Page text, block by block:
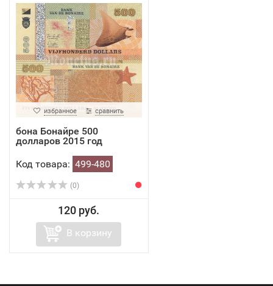
избранное сравнить
бона Бонайре 500
долларов 2015 год
Код товара: 499-480
(0)
120 руб.
В корзину